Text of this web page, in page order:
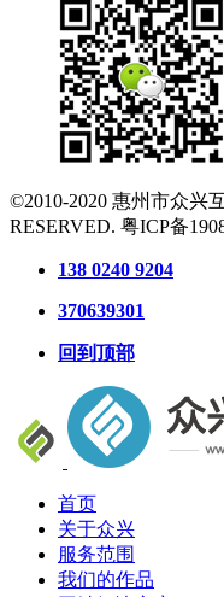
©2010-2020 惠州市众兴
RESERVED. 粤ICP备
138 0240 9204
370639301
回到顶部
首页
关于众兴
服务范围
我们的作品